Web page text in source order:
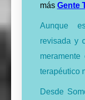
más Gente
Aunque
revisada y
terapéutico
Desde